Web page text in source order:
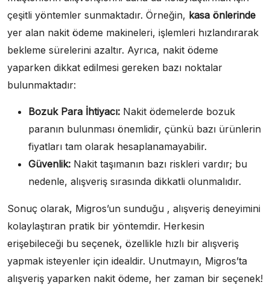
çeşitli yöntemler sunmaktadır. Örneğin, kasa önlerinde
yer alan nakit ödeme makineleri, işlemleri hızlandırarak
bekleme sürelerini azaltır. Ayrıca, nakit ödeme
yaparken dikkat edilmesi gereken bazı noktalar
bulunmaktadır:
Bozuk Para İhtiyacı: Nakit ödemelerde bozuk
paranın bulunması önemlidir, çünkü bazı ürünlerin
fiyatları tam olarak hesaplanamayabilir.
Güvenlik: Nakit taşımanın bazı riskleri vardır; bu
nedenle, alışveriş sırasında dikkatli olunmalıdır.
Sonuç olarak, Migros’un sunduğu , alışveriş deneyimini
kolaylaştıran pratik bir yöntemdir. Herkesin
erişebileceği bu seçenek, özellikle hızlı bir alışveriş
yapmak isteyenler için idealdir. Unutmayın, Migros’ta
alışveriş yaparken nakit ödeme, her zaman bir seçenek!